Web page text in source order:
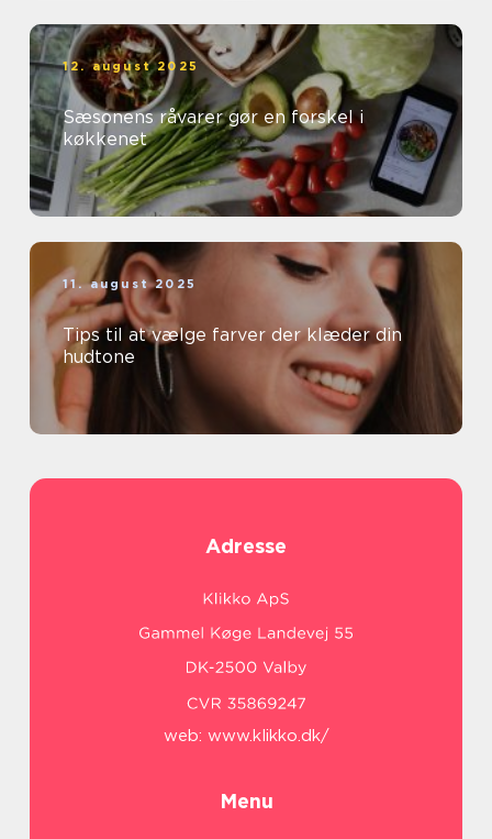
12. august 2025
Sæsonens råvarer gør en forskel i
køkkenet
11. august 2025
Tips til at vælge farver der klæder din
hudtone
Adresse
web: www.klikko.dk/
Menu